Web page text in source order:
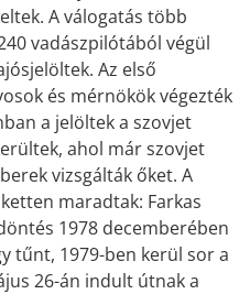
A válogatás több
vadászpilótából végül
Az első
és mérnökök végezték
a jelöltek a szovjet
ahol már szovjet
vizsgálták őket. A
maradtak: Farkas
1978 decemberében
tűnt, 1979-ben kerül sor a
26-án indult útnak a